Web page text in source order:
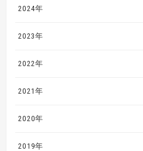
2024年
2023年
2022年
2021年
2020年
2019年